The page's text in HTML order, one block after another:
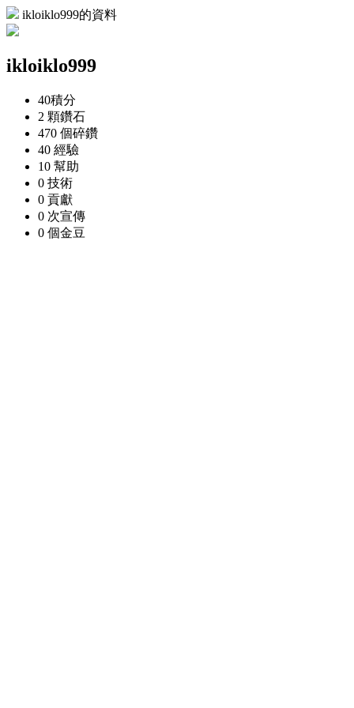
ikloiklo999的資料
ikloiklo999
40積分
2 顆鑽石
470 個碎鑽
40 經驗
10 幫助
0 技術
0 貢獻
0 次宣傳
0 個金豆